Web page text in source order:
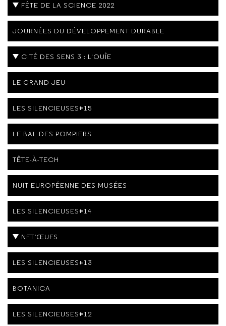
FÊTE DE LA SCIENCE 2022
JOURNÉES DU DÉVELOPPEMENT DURABLE
CITÉ DES SENS 3 : L'OUÎE
LE GRAND JEU
LES SILENCIEUSES#15
LE BAL DES POMPIERS
TÊTE-À-TECH
NUIT EUROPÉENNE DES MUSÉES
LES SILENCIEUSES#14
NFT’ŒUFS
LES SILENCIEUSES#13
BOTANICA
LES SILENCIEUSES#12